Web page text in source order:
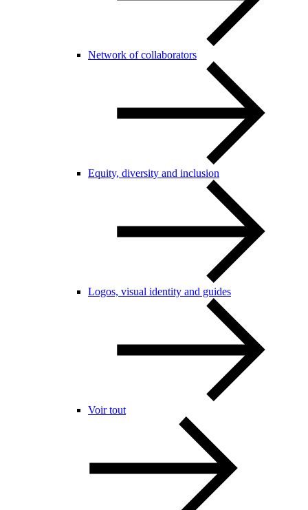
Network of collaborators
Equity, diversity and inclusion
Logos, visual identity and guides
Voir tout